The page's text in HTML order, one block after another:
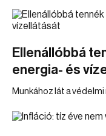
Ellenállóbbá
energia- és
Munkához lát a